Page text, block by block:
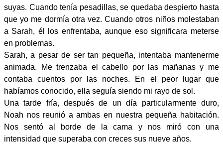
suyas. Cuando tenía pesadillas, se quedaba despierto hasta
que yo me dormía otra vez. Cuando otros niños molestaban
a Sarah, él los enfrentaba, aunque eso significara meterse
en problemas.
Sarah, a pesar de ser tan pequeña, intentaba mantenerme
animada. Me trenzaba el cabello por las mañanas y me
contaba cuentos por las noches. En el peor lugar que
habíamos conocido, ella seguía siendo mi rayo de sol.
Una tarde fría, después de un día particularmente duro,
Noah nos reunió a ambas en nuestra pequeña habitación.
Nos sentó al borde de la cama y nos miró con una
intensidad que superaba con creces sus nueve años.